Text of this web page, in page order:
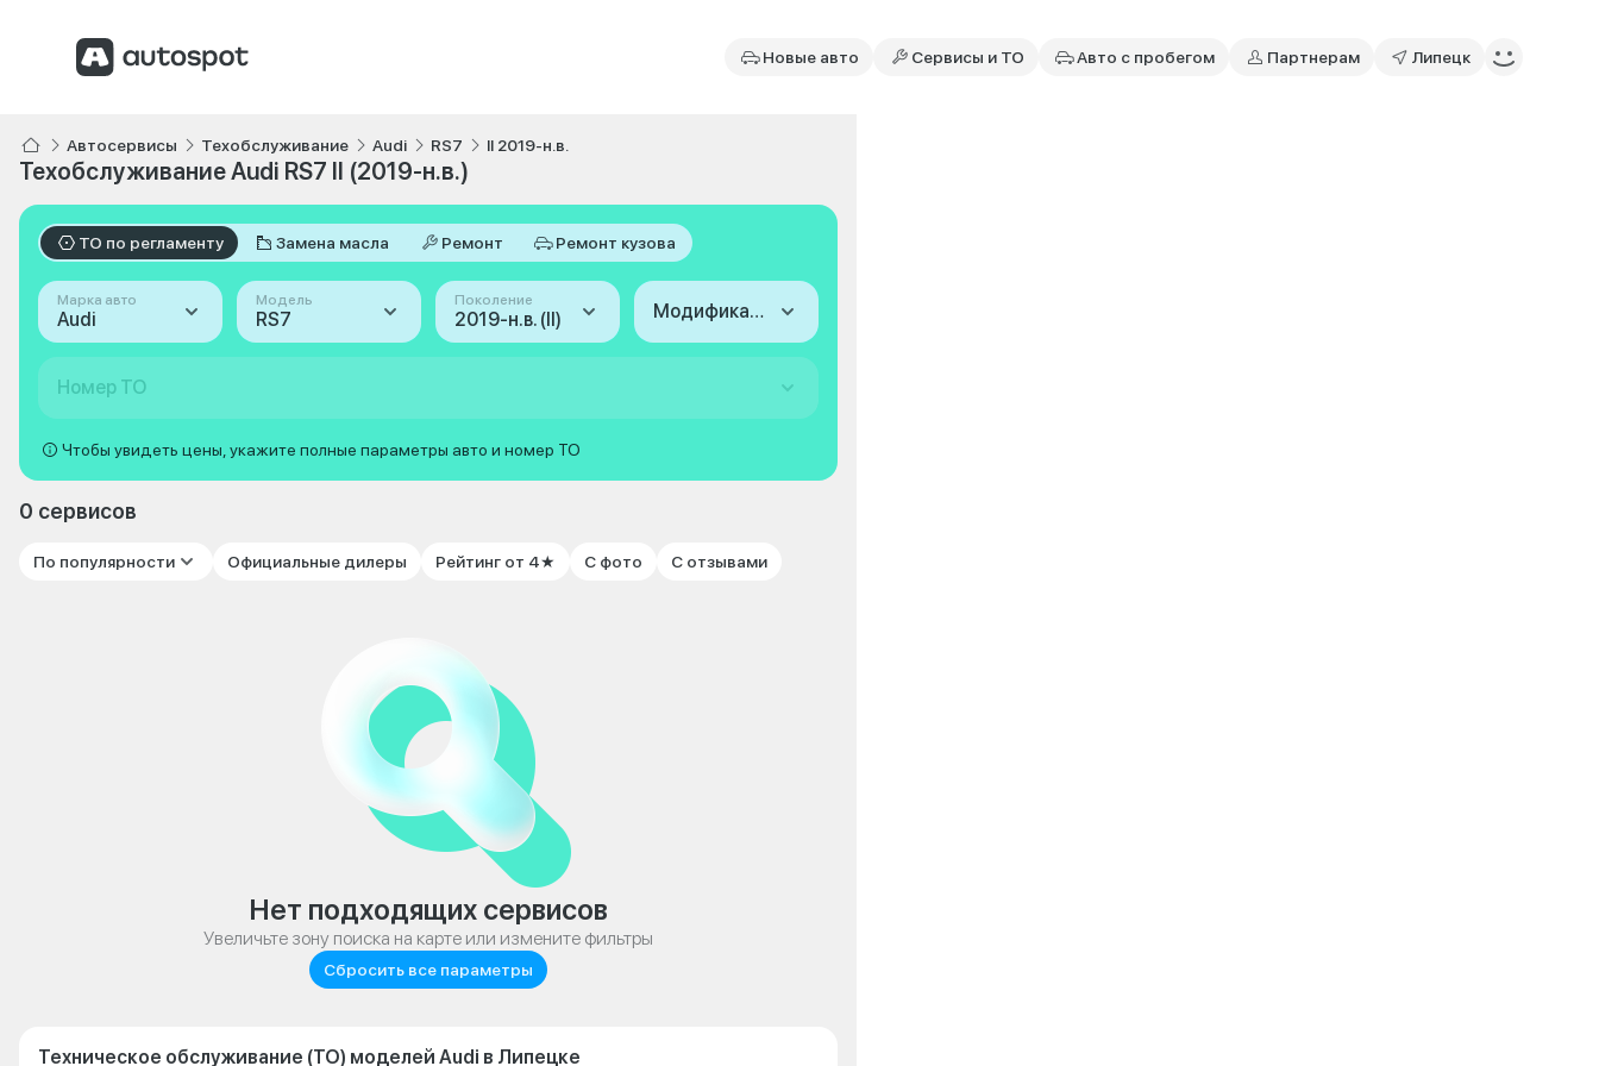
Новые авто Сервисы и ТО Авто с пробегом Партнерам Липецк
Автосервисы Техобслуживание Audi RS7 II 2019-н.в.
Техобслуживание Audi RS7 II (2019-н.в.)
ТО по регламенту Замена масла Ремонт Ремонт кузова
Марка авто
Audi
Модель
RS7
Поколение
2019-н.в. (II) Модификация
Номер ТО
Чтобы увидеть цены, укажите полные параметры авто и номер ТО
0 сервисов
По популярности Официальные дилеры Рейтинг от 4★ С фото С отзывами
Нет подходящих сервисов
Увеличьте зону поиска на карте или измените фильтры
Сбросить все параметры
Техническое обслуживание (ТО) моделей Audi в Липецке